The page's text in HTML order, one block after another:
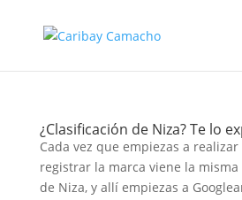
¿Clasificación de Niza? Te lo
Cada vez que empiezas a
registrar la marca viene la misma
de Niza, y allí empiezas a